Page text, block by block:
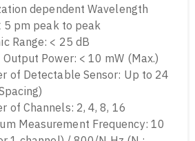
dependent Wavelength
5 pm peak to peak
Range: < 25 dB
Output Power: < 10 mW (Max.)
of Detectable Sensor: Up to 24
of Channels: 2, 4, 8, 16
Measurement Frequency: 10